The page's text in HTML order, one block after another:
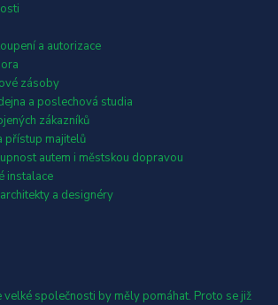
a autorizace
zásoby
a poslechová studia
zákazníků
přístup majitelů
autem i městskou dopravou
instalace
a designéry
velké společnosti by měly pomáhat. Proto se již